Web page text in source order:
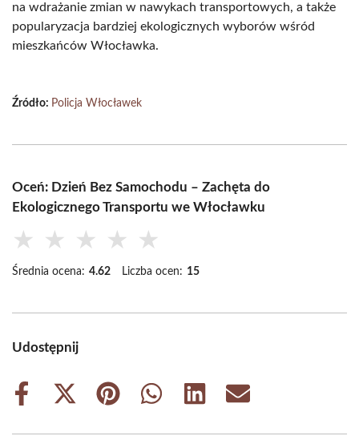
na wdrażanie zmian w nawykach transportowych, a także
popularyzacja bardziej ekologicznych wyborów wśród
mieszkańców Włocławka.
Źródło: Policja Włocławek
Oceń: Dzień Bez Samochodu – Zachęta do
Ekologicznego Transportu we Włocławku
★ ★ ★ ★ ★
Średnia ocena: 4.62 Liczba ocen: 15
Udostępnij
Share
Share
(Twitter)
Share
Share
Share
Share